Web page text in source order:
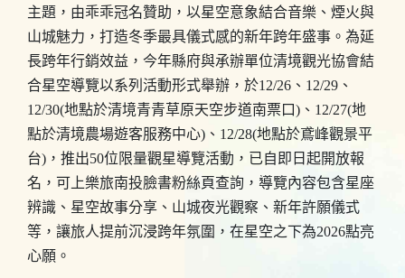
主題，由乖乖冠名贊助，以星空意象結合音樂、煙火與
山城魅力，打造冬季最具儀式感的新年跨年盛事。為延
長跨年行銷效益，今年縣府與承辦單位清境觀光協會結
合星空導覽以系列活動形式舉辦，於12/26、12/29、
12/30(地點於清境青青草原天空步道南票口)、12/27(地
點於清境農場遊客服務中心)、12/28(地點於鳶峰觀景平
台)，推出50位限量觀星導覽活動，已自即日起開放報
名，可上樂旅南投臉書粉絲頁查詢，導覽內容包含星座
辨識、星空故事分享、山城夜光觀察、新年許願儀式
等，讓旅人提前沉浸跨年氛圍，在星空之下為2026點亮
心願。